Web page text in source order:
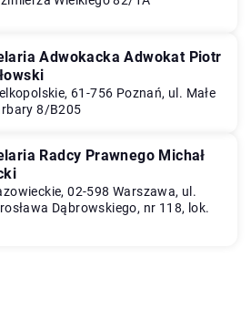
Adwokacka Adwokat Piotr
61-756 Poznań, ul. Małe
8/B205
Radcy Prawnego Michał
02-598 Warszawa, ul.
Dąbrowskiego, nr 118, lok.